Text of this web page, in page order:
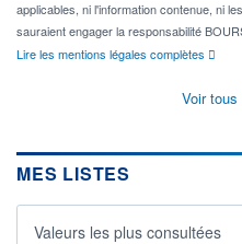
applicables, ni l'information contenue, ni
sauraient engager la responsabilité
Lire les mentions légales complètes
Voir
MES LISTES
Valeurs les plus consultées